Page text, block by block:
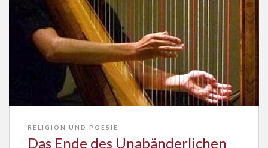
RELIGION UND POESIE
Das Ende des Unabänderlichen